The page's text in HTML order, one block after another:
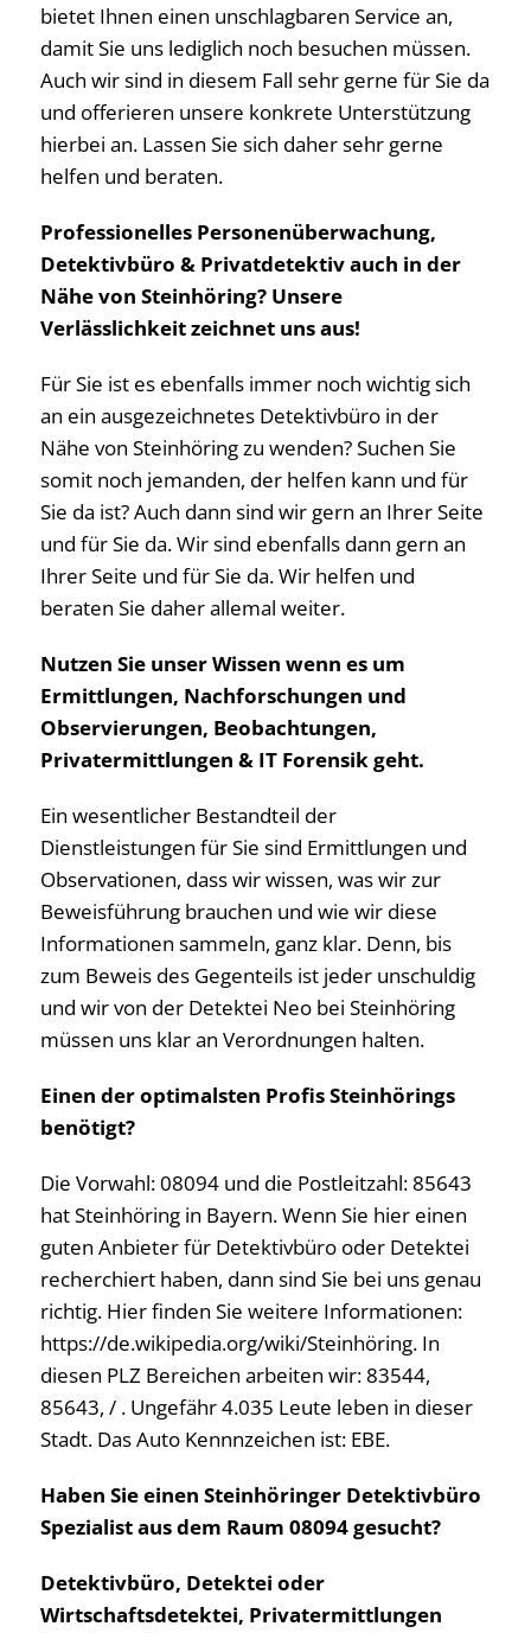
bietet Ihnen einen unschlagbaren Service an,
damit Sie uns lediglich noch besuchen müssen.
Auch wir sind in diesem Fall sehr gerne für Sie da
und offerieren unsere konkrete Unterstützung
hierbei an. Lassen Sie sich daher sehr gerne
helfen und beraten.
Professionelles Personenüberwachung,
Detektivbüro & Privatdetektiv auch in der
Nähe von Steinhöring? Unsere
Verlässlichkeit zeichnet uns aus!
Für Sie ist es ebenfalls immer noch wichtig sich
an ein ausgezeichnetes Detektivbüro in der
Nähe von Steinhöring zu wenden? Suchen Sie
somit noch jemanden, der helfen kann und für
Sie da ist? Auch dann sind wir gern an Ihrer Seite
und für Sie da. Wir sind ebenfalls dann gern an
Ihrer Seite und für Sie da. Wir helfen und
beraten Sie daher allemal weiter.
Nutzen Sie unser Wissen wenn es um
Ermittlungen, Nachforschungen und
Observierungen, Beobachtungen,
Privatermittlungen & IT Forensik geht.
Ein wesentlicher Bestandteil der
Dienstleistungen für Sie sind Ermittlungen und
Observationen, dass wir wissen, was wir zur
Beweisführung brauchen und wie wir diese
Informationen sammeln, ganz klar. Denn, bis
zum Beweis des Gegenteils ist jeder unschuldig
und wir von der Detektei Neo bei Steinhöring
müssen uns klar an Verordnungen halten.
Einen der optimalsten Profis Steinhörings
benötigt?
Die Vorwahl: 08094 und die Postleitzahl: 85643
hat Steinhöring in Bayern. Wenn Sie hier einen
guten Anbieter für Detektivbüro oder Detektei
recherchiert haben, dann sind Sie bei uns genau
richtig. Hier finden Sie weitere Informationen:
https://de.wikipedia.org/wiki/Steinhöring. In
diesen PLZ Bereichen arbeiten wir: 83544,
85643, / . Ungefähr 4.035 Leute leben in dieser
Stadt. Das Auto Kennnzeichen ist: EBE.
Haben Sie einen Steinhöringer Detektivbüro
Spezialist aus dem Raum 08094 gesucht?
Detektivbüro, Detektei oder
Wirtschaftsdetektei, Privatermittlungen